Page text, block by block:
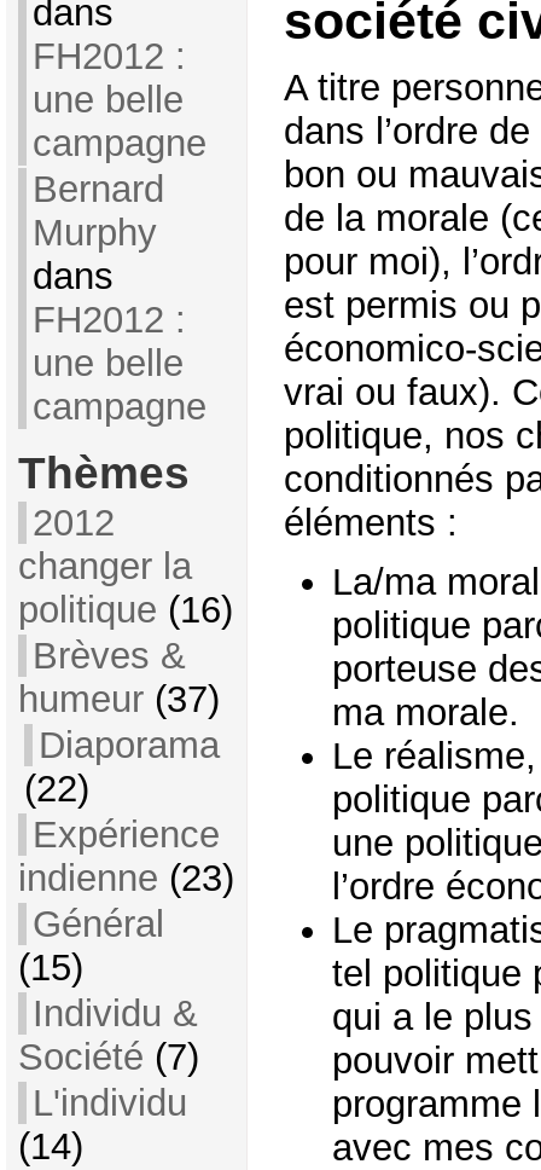
dans
FH2012 :
une belle
campagne
Bernard
Murphy
dans
FH2012 :
une belle
campagne
Thèmes
2012
changer la
politique (16)
Brèves &
humeur(37)
Diaporama
(22)
Expérience
indienne (23)
Général
(15)
Individu &
Société (7)
L'individu
(14)
société
A titre
dans l’ordre
bon ou
de la morale
pour moi),
est permis ou
économico-
vrai ou faux).
politique, nos
conditionnés
éléments :
La/ma
politique
porteuse
ma morale.
Le
politique
une
l’ordre
Le
tel politique
qui a le
pouvoir
programme
avec mes